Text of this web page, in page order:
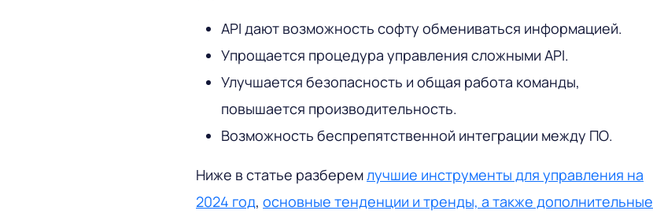
API дают возможность софту обмениваться информацией.
Упрощается процедура управления сложными API.
Улучшается безопасность и общая работа команды,
повышается производительность.
Возможность беспрепятственной интеграции между ПО.
Ниже в статье разберемлучшие инструменты для управления на
2024 год, основные тенденции и тренды, а также дополнительные